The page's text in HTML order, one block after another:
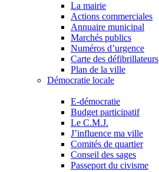
La mairie
Actions commerciales
Annuaire municipal
Marchés publics
Numéros d’urgence
Carte des défibrillateurs
Plan de la ville
Démocratie locale
E-démocratie
Budget participatif
Le C.M.J.
J’influence ma ville
Comités de quartier
Conseil des sages
Passeport du civisme